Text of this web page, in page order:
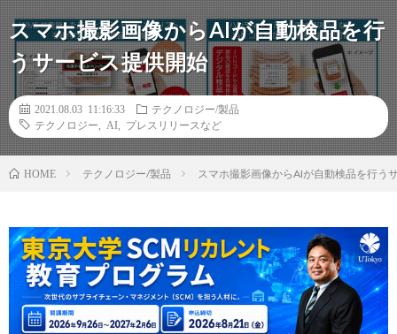
スマホ撮影画像からAIが自動検品を行
うサービス提供開始
2021.08.03 11:16:33
テクノロジー/製品
テクノロジー
AI プレスリリースなど
HOME テクノロジー/製品 スマホ撮影画像からAIが自動検品を行う